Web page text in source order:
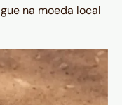
na moeda local